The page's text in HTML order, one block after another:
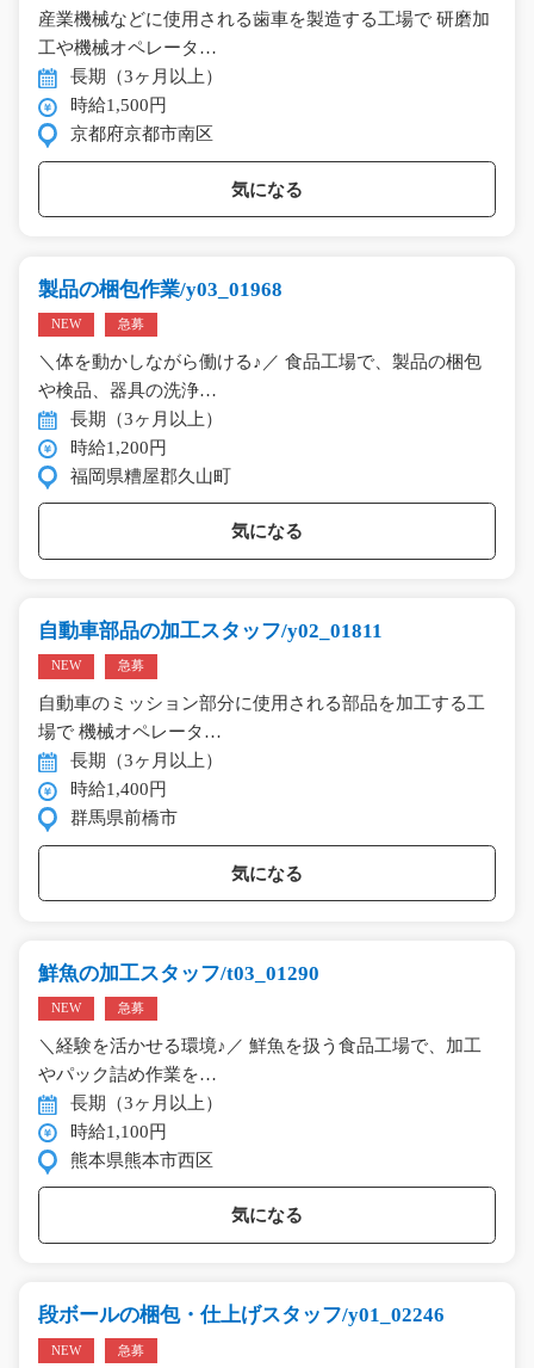
産業機械などに使用される歯車を製造する工場で 研磨加
工や機械オペレータ…
長期（3ヶ月以上）
時給1,500円
京都府京都市南区
気になる
製品の梱包作業/y03_01968
NEW 急募
＼体を動かしながら働ける♪／ 食品工場で、製品の梱包
や検品、器具の洗浄…
長期（3ヶ月以上）
時給1,200円
福岡県糟屋郡久山町
気になる
自動車部品の加工スタッフ/y02_01811
NEW 急募
自動車のミッション部分に使用される部品を加工する工
場で 機械オペレータ…
長期（3ヶ月以上）
時給1,400円
群馬県前橋市
気になる
鮮魚の加工スタッフ/t03_01290
NEW 急募
＼経験を活かせる環境♪／ 鮮魚を扱う食品工場で、加工
やパック詰め作業を…
長期（3ヶ月以上）
時給1,100円
熊本県熊本市西区
気になる
段ボールの梱包・仕上げスタッフ/y01_02246
NEW 急募